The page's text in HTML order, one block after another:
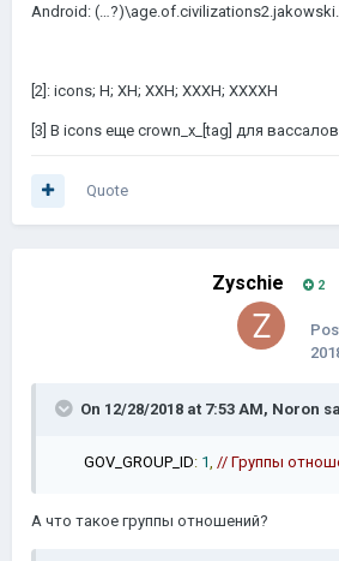
Android:
[2]: icons; H; XH; XXH; XXXH; XXXXH
[3] В icons еще crown_x_[tag] для вассалов
Quote
Zyschie 2
On 12/28/2018 at 7:53 AM, Noron
GOV_GROUP_ID: 1, // Группы
А что такое группы отношений?